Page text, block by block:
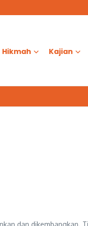
Hikmah Kajian
dan dikembangkan.